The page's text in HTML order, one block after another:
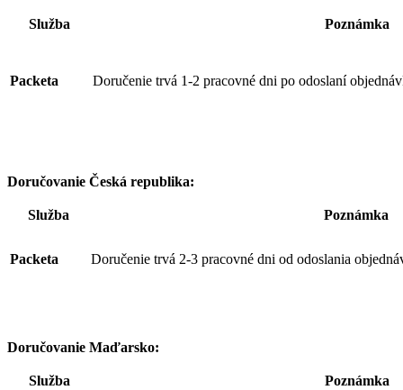
Služba Poznámka
Packeta Doručenie trvá 1-2 pracovné dni po odoslaní
Doručovanie Česká republika:
Služba Poznámka
Packeta Doručenie trvá 2-3 pracovné dni od odoslania
Doručovanie Maďarsko:
Služba
Poznámka